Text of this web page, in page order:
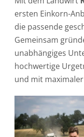
ersten Einkorn-
die passende
Gemeinsam
unabhängiges
hochwertige
und mit